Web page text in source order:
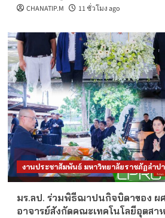
CHANATIP.M 11 ชั่วโมง ago
งานประชาสัมพันธ์ มหาวิทยาลัยราชภัฏลำป
มร.ลป. ร่วมพิธีฌาปนกิจบิดาของ ผ
อาจารย์สังกัดคณะเทคโนโลยีอุตสา